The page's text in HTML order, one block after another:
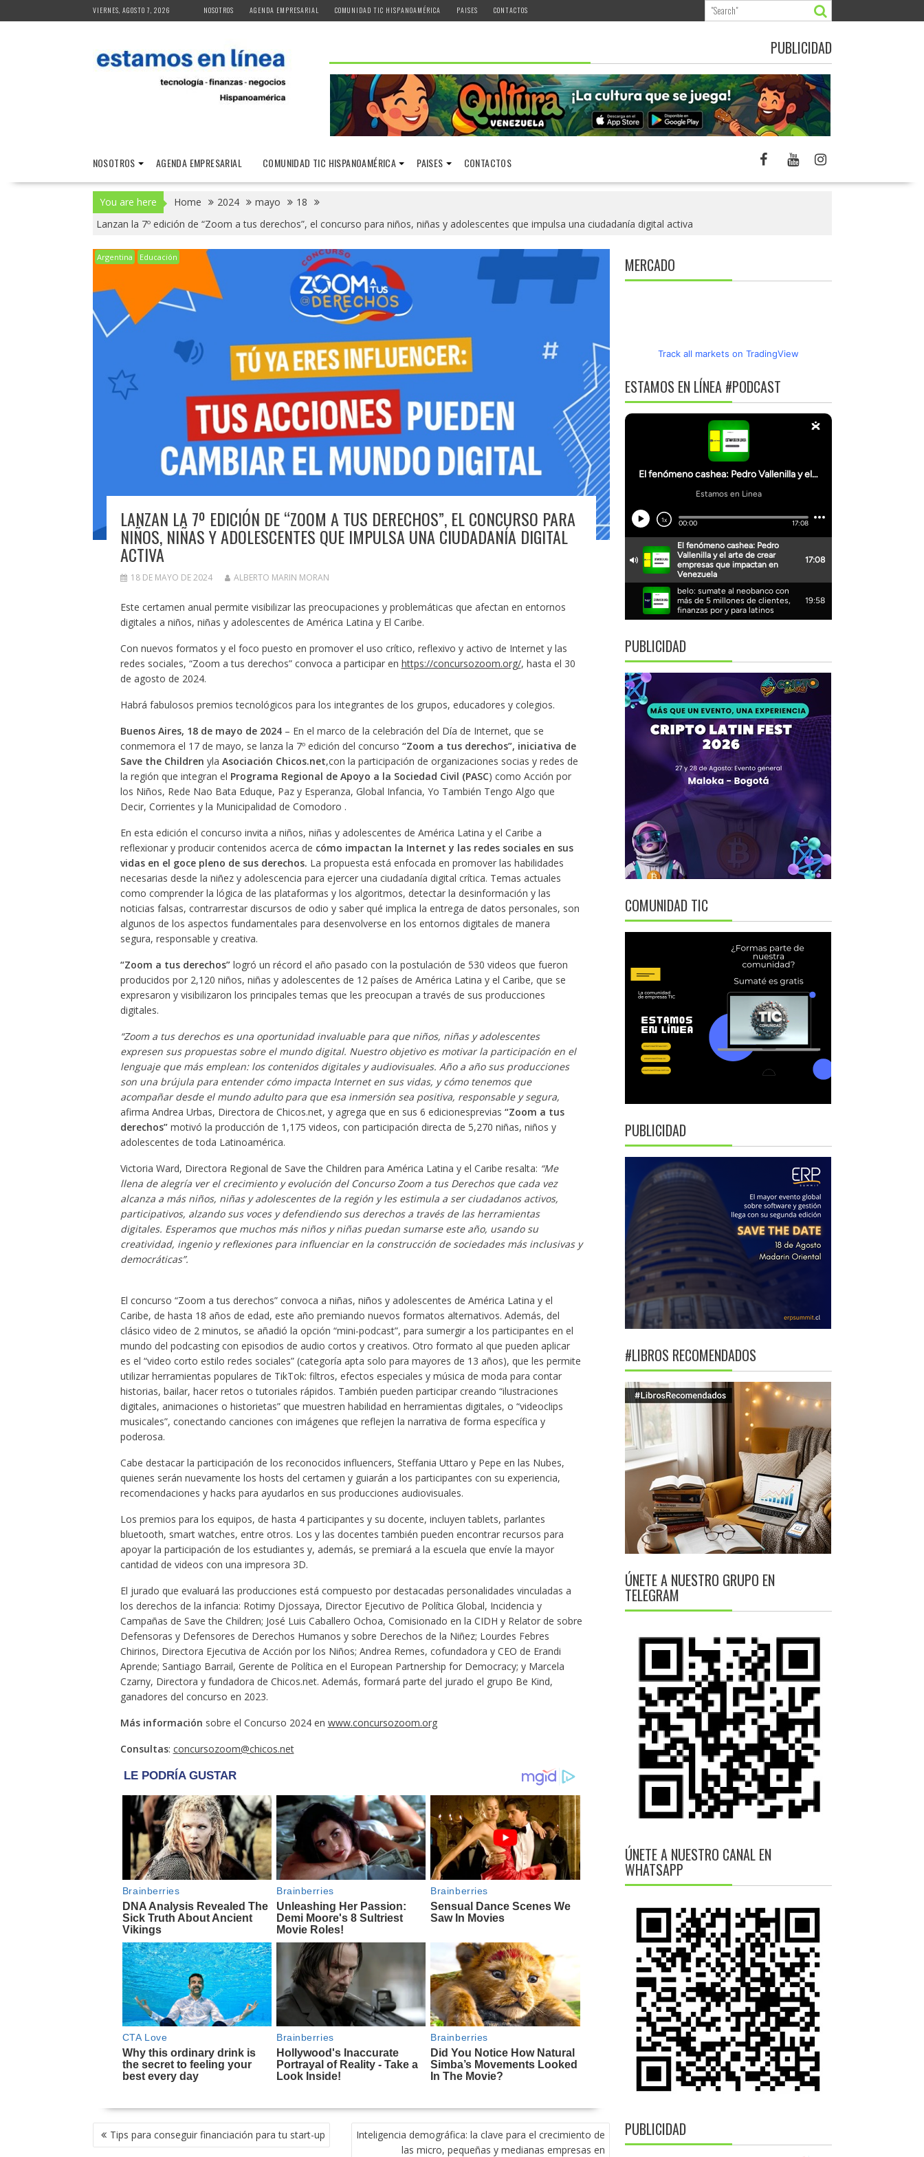
to
VIERNES, AGOSTO 7, 2026 NOSOTROS AGENDA EMPRESARIAL COMUNIDAD TIC HISPANOAMÉRICA PAISES CONTACTOS
PUBLICIDAD
NOSOTROS AGENDA EMPRESARIAL COMUNIDAD TIC HISPANOAMÉRICA PAISES CONTACTOS
You are here Home 2024 mayo
18
Lanzan la 7º edición de “Zoom a tus derechos”, el concurso para niños, niñas y adolescentes que impulsa una ciudadanía digital activa
Argentina Educación
LANZAN LA 7º EDICIÓN DE “ZOOM A TUS DERECHOS”, EL CONCURSO PARA
NIÑOS, NIÑAS Y ADOLESCENTES QUE IMPULSA UNA CIUDADANÍA DIGITAL
ACTIVA
18 DE MAYO DE 2024 ALBERTO MARIN MORAN
Este certamen anual permite visibilizar las preocupaciones y problemáticas que afectan en entornos
digitales a niños, niñas y adolescentes de América Latina y El Caribe.
Con nuevos formatos y el foco puesto en promover el uso crítico, reflexivo y activo de Internet y las
redes sociales, “Zoom a tus derechos” convoca a participar en https://concursozoom.org/, hasta el 30
de agosto de 2024.
Habrá fabulosos premios tecnológicos para los integrantes de los grupos, educadores y colegios.
Buenos Aires, 18 de mayo de 2024– En el marco de la celebración del Día de Internet, que se
conmemora el 17 de mayo, se lanza la 7º edición del concurso “Zoom a tus derechos”, iniciativa de
Save the Children yla Asociación Chicos.net,con la participación de organizaciones socias y redes de
la región que integran el Programa Regional de Apoyo a la Sociedad Civil (PASC) como Acción por
los Niños, Rede Nao Bata Eduque, Paz y Esperanza, Global Infancia, Yo También Tengo Algo que
Decir, Corrientes y la Municipalidad de Comodoro .
En esta edición el concurso invita a niños, niñas y adolescentes de América Latina y el Caribe a
reflexionar y producir contenidos acerca de cómo impactan la Internet y las redes sociales en sus
vidas en el goce pleno de sus derechos. La propuesta está enfocada en promover las habilidades
necesarias desde la niñez y adolescencia para ejercer una ciudadanía digital crítica. Temas actuales
como comprender la lógica de las plataformas y los algoritmos, detectar la desinformación y las
noticias falsas, contrarrestar discursos de odio y saber qué implica la entrega de datos personales, son
algunos de los aspectos fundamentales para desenvolverse en los entornos digitales de manera
segura, responsable y creativa.
“Zoom a tus derechos” logró un récord el año pasado con la postulación de 530 videos que fueron
producidos por 2,120 niños, niñas y adolescentes de 12 países de América Latina y el Caribe, que se
expresaron y visibilizaron los principales temas que les preocupan a través de sus producciones
digitales.
“Zoom a tus derechos es una oportunidad invaluable para que niños, niñas y adolescentes
expresen sus propuestas sobre el mundo digital. Nuestro objetivo es motivar la participación en el
lenguaje que más emplean: los contenidos digitales y audiovisuales. Año a año sus producciones
son una brújula para entender cómo impacta Internet en sus vidas, y cómo tenemos que
acompañar desde el mundo adulto para que esa inmersión sea positiva, responsable y segura,
afirma Andrea Urbas, Directora de Chicos.net, y agrega que en sus 6 edicionesprevias “Zoom a tus
derechos”motivó la producción de 1,175 videos, con participación directa de 5,270 niñas, niños y
adolescentes de toda Latinoamérica.
Victoria Ward, Directora Regional de Save the Children para América Latina y el Caribe resalta: “Me
llena de alegría ver el crecimiento y evolución del Concurso Zoom a tus Derechos que cada vez
alcanza a más niños, niñas y adolescentes de la región y les estimula a ser ciudadanos activos,
participativos, alzando sus voces y defendiendo sus derechos a través de las herramientas
digitales. Esperamos que muchos más niños y niñas puedan sumarse este año, usando su
creatividad, ingenio y reflexiones para influenciar en la construcción de sociedades más inclusivas y
democráticas”.
El concurso “Zoom a tus derechos” convoca a niñas, niños y adolescentes de América Latina y el
Caribe, de hasta 18 años de edad, este año premiando nuevos formatos alternativos. Además, del
clásico video de 2 minutos, se añadió la opción “mini-podcast”, para sumergir a los participantes en el
mundo del podcasting con episodios de audio cortos y creativos. Otro formato al que pueden aplicar
es el “video corto estilo redes sociales” (categoría apta solo para mayores de 13 años), que les permite
utilizar herramientas populares de TikTok: filtros, efectos especiales y música de moda para contar
historias, bailar, hacer retos o tutoriales rápidos. También pueden participar creando “ilustraciones
digitales, animaciones o historietas” que muestren habilidad en herramientas digitales, o “videoclips
musicales”, conectando canciones con imágenes que reflejen la narrativa de forma específica y
poderosa.
Cabe destacar la participación de los reconocidos influencers, Steffania Uttaro y Pepe en las Nubes,
quienes serán nuevamente los hosts del certamen y guiarán a los participantes con su experiencia,
recomendaciones y hacks para ayudarlos en sus producciones audiovisuales.
Los premios para los equipos, de hasta 4 participantes y su docente, incluyen tablets, parlantes
bluetooth, smart watches, entre otros. Los y las docentes también pueden encontrar recursos para
apoyar la participación de los estudiantes y, además, se premiará a la escuela que envíe la mayor
cantidad de videos con una impresora 3D.
El jurado que evaluará las producciones está compuesto por destacadas personalidades vinculadas a
los derechos de la infancia: Rotimy Djossaya, Director Ejecutivo de Política Global, Incidencia y
Campañas de Save the Children; José Luis Caballero Ochoa, Comisionado en la CIDH y Relator de sobre
Defensoras y Defensores de Derechos Humanos y sobre Derechos de la Niñez; Lourdes Febres
Chirinos, Directora Ejecutiva de Acción por los Niños; Andrea Remes, cofundadora y CEO de Erandi
Aprende; Santiago Barrail, Gerente de Política en el European Partnership for Democracy; y Marcela
Czarny, Directora y fundadora de Chicos.net. Además, formará parte del jurado el grupo Be Kind,
ganadores del concurso en 2023.
Más información sobre el Concurso 2024 en www.concursozoom.org
Consultas: concursozoom@chicos.net
NAVEGACIÓN
DE Tips para conseguir financiación para tu start-up
Inteligencia demográfica: la clave para el crecimiento de
las micro, pequeñas y medianas empresas en
MERCADO
Track all markets on TradingView
ESTAMOS EN LÍNEA #PODCAST
PUBLICIDAD
COMUNIDAD TIC
PUBLICIDAD
#LIBROS RECOMENDADOS
ÚNETE A NUESTRO GRUPO EN
TELEGRAM
ÚNETE A NUESTRO CANAL EN
WHATSAPP
PUBLICIDAD